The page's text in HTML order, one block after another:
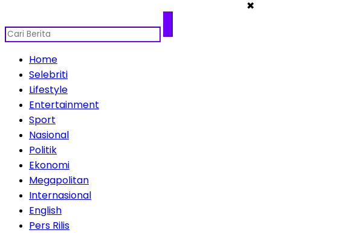
✖
Home
Selebriti
Lifestyle
Entertainment
Sport
Nasional
Politik
Ekonomi
Megapolitan
Internasional
English
Pers Rilis